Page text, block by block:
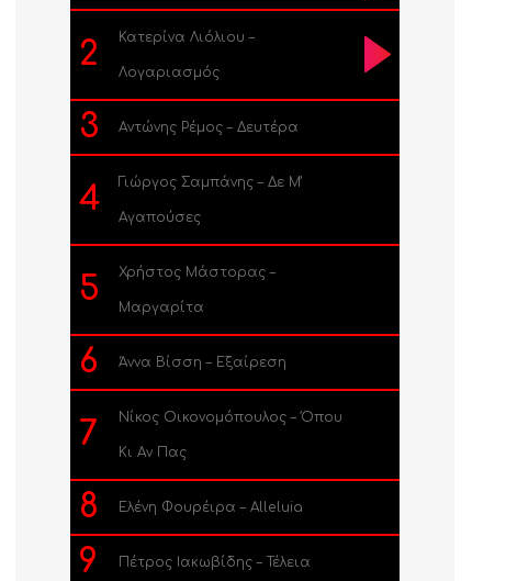
2 Κατερίνα Λιόλιου –
Λογαριασμός
3 Αντώνης Ρέμος – Δευτέρα
4 Γιώργος Σαμπάνης – Δε Μ’
Αγαπούσες
5 Χρήστος Μάστορας –
Μαργαρίτα
6 Άννα Βίσση – Εξαίρεση
7 Νίκος Οικονομόπουλος – Όπου
Κι Αν Πας
8 Ελένη Φουρέιρα – Alleluia
9 Πέτρος Ιακωβίδης – Τέλεια